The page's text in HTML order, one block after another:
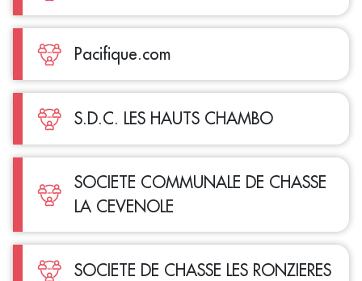
Pacifique.com
S.D.C. LES HAUTS CHAMBO
SOCIETE COMMUNALE DE CHASSE
LA CEVENOLE
SOCIETE DE CHASSE LES RONZIERES